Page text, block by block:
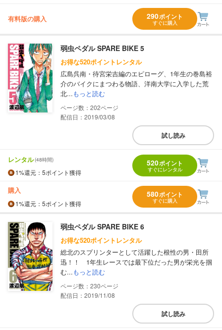
有料版の購入 290ポイント
すぐに購入
弱虫ペダル SPARE BIKE 5
お得な520ポイントレンタル
広島呉南・待宮栄吉編のエピローグ、1年生の巻島裕
介のバイクにまつわる物語、洋南大学に入学した荒
北...もっと読む
202
配信日：2019/03/08
試し読み
レンタル(48時間)
1%還元 ：5ポイント獲得
520ポイント
すぐにレンタル
購入
1%還元 ：5ポイント獲得
580ポイント
すぐに購入
弱虫ペダル SPARE BIKE 6
お得な520ポイントレンタル
総北のスプリンターとして活躍した根性の男・田所
迅！！ 1年生レースでは最下位だった男が栄光を掴
む...もっと読む
230
配信日：2019/11/08
試し読み